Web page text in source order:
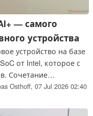
— самого
устройства
устройство на базе
от Intel, которое с
Сочетание
графической
модель AMD
Osthoff, 07 Jul 2026 02:40